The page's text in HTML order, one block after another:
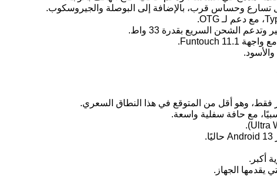
وحساس قرب، بالإضافة إلى البوصلة والجيروسكوب.
مع حافة سفلية واسعة.
أكبر.
يقدمها الجهاز.